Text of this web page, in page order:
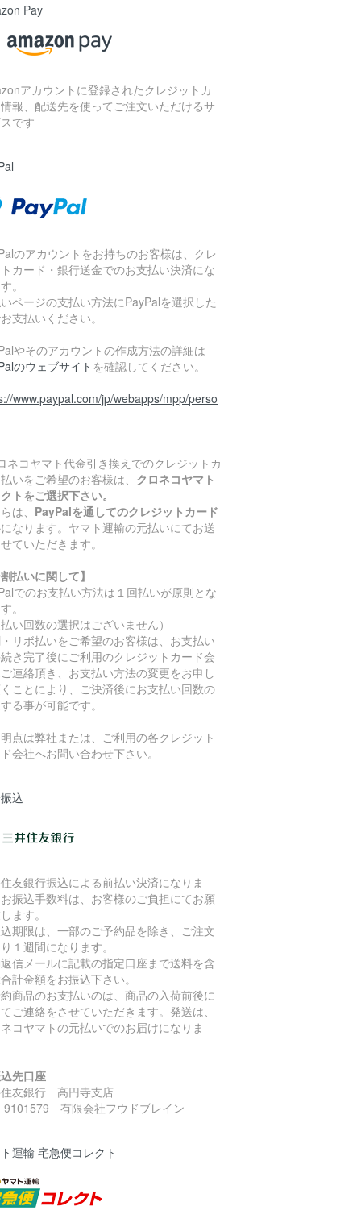
Pay
アカウントに登録されたクレジットカ
報、配送先を使ってご注文いただけるサ
です
のアカウントをお持ちのお客様は、クレ
カード・銀行送金でのお支払い決済にな
。
ページの支払い方法にPayPalを選択した
お支払いください。
やそのアカウントの作成方法の詳細は
のウェブサイト を確認してください。
www.paypal.com/jp/webapps/mpp/perso
ネコヤマト代金引き換えでのクレジットカ
いをご希望のお客様は、 クロネコヤマト
トをご選択下さい。
は、 PayPalを通してのクレジットカード
になります。ヤマト運輸の元払いにてお送
ていただきます。
割払いに関して】
でのお支払い方法は１回払いが原則とな
。
払い回数の選択はございません）
リボ払いをご希望のお客様は、お支払い
き完了後にご利用のクレジットカード会
連絡頂き、お支払い方法の変更をお申し
ことにより、ご決済後にお支払い回数の
る事が可能です。
点は弊社または、ご利用の各クレジット
会社へお問い合わせ下さい。
込
友銀行振込による前払い決済になりま
振込手数料は、お客様のご負担にてお願
ます。
期限は、一部のご予約品を除き、ご注文
１週間になります。
信メールに記載の指定口座まで送料を含
計金額をお振込下さい。
商品のお支払いのは、商品の入荷前後に
ご連絡をさせていただきます。発送は、
コヤマトの元払いでのお届けになりま
先口座
友銀行 高円寺支店
9101579 有限会社フウドブレイン
運輸 宅急便コレクト